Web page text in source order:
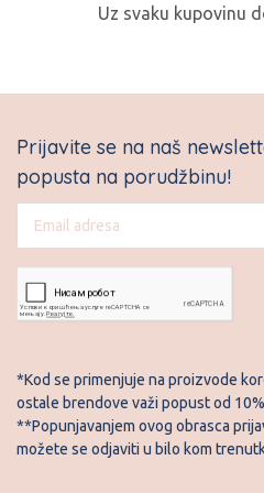
Uz svaku kupovinu
Prijavite se na naš
popusta na porudžbinu!
*Kod se primenjuje na proizvode
ostale brendove važi popust od
**Popunjavanjem ovog obrasca
možete se odjaviti u bilo kom